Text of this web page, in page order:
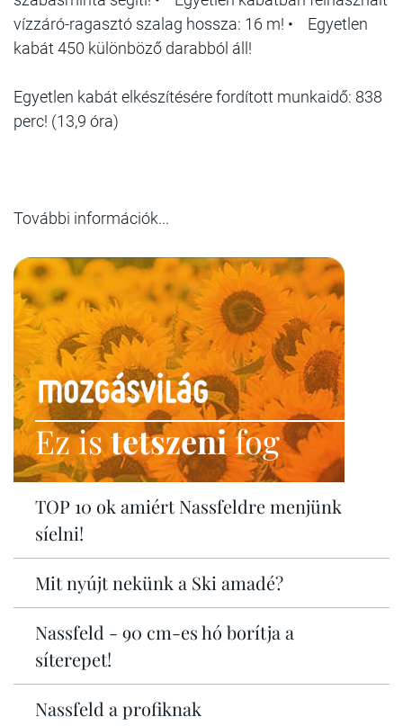
vízzáró-ragasztó szalag hossza: 16 m! • Egyetlen
kabát 450 különböző darabból áll!
Egyetlen kabát elkészítésére fordított munkaidő: 838
perc! (13,9 óra)
További információk...
Ez istetszenifog
TOP 10 ok amiért Nassfeldre menjünk
síelni!
Mit nyújt nekünk a Ski amadé?
Nassfeld - 90 cm-es hó borítja a
síterepet!
Nassfeld a profiknak